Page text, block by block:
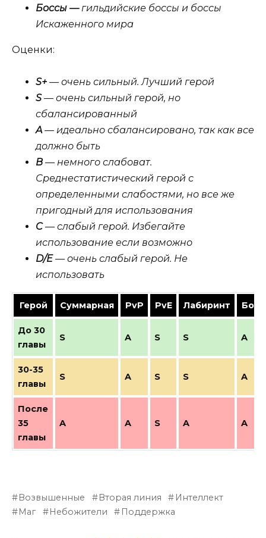
Боссы —гильдийские боссы и боссы
Искаженного мира
Оценки:
S+ — очень сильный. Лучший герой
S— очень сильный герой, но
сбалансированный
A — идеально сбалансировано, так как все
должно быть
B — немного слабоват.
Среднестатистический герой с
определенными слабостями, но все же
пригодный для использования
C— слабый герой. Избегайте
использование если возможно
D/E— очень слабый герой. Не
использовать
Герой Суммарная PvP PvE Лабиринт
До 30
главы
S A S S A
30-35
главы
S A S S A
После
35
главы
A A S A A
Возвышенные Вторая линия
Интеллект
Маг
Небожители Поддержка